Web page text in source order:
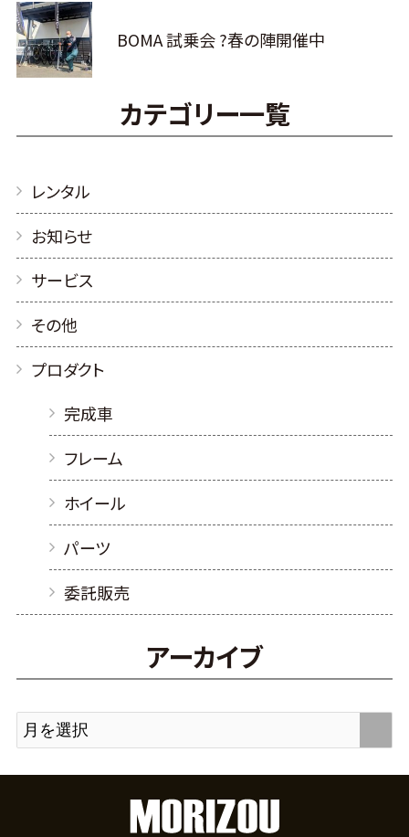
BOMA 試乗会 ?春の陣開催中
カテゴリー一覧
レンタル
お知らせ
サービス
その他
プロダクト
完成車
フレーム
ホイール
パーツ
委託販売
アーカイブ